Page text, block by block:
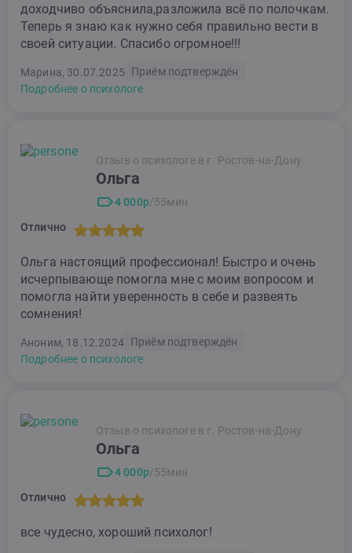
доходчиво объяснила,разложила всё по полочкам.
Теперь я знаю как нужно себя правильно вести в
своей ситуации. Спасибо огромное!!!
Марина, 30.07.2025
Приём подтверждён
Подробнее о психологе
Отзыв о психологе в г. Ростов-на-Дону
Ольга
4 000р/55мин
Отлично
Ольга настоящий профессионал! Быстро и очень
исчерпывающе помогла мне с моим вопросом и
помогла найти уверенность в себе и развеять
сомнения!
Аноним, 18.12.2024 Приём подтверждён
Подробнее о психологе
Отзыв о психологе в г. Ростов-на-Дону
Ольга
4 000р/55мин
Отлично
все чудесно, хороший психолог!